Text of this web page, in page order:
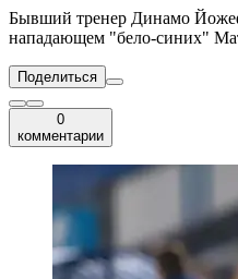
Бывший тренер Динамо
нападающем "бело-синих"
Поделиться
0
комментарии